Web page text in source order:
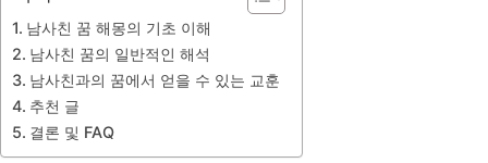
남사친 꿈 해몽의 기초 이해
남사친 꿈의 일반적인 해석
남사친과의 꿈에서 얻을 수 있는 교훈
추천 글
결론 및 FAQ